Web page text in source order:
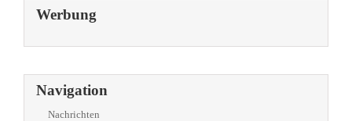
Werbung
Navigation
Nachrichten